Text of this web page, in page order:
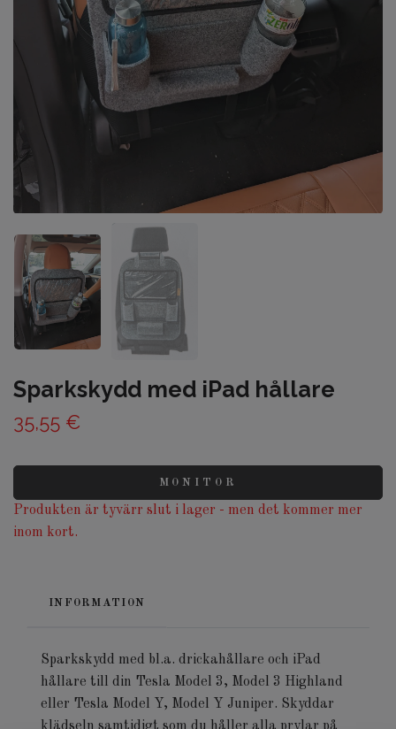
Sparkskydd med iPad hållare
35,55 €
MONITOR
Produkten är tyvärr slut i lager - men det kommer mer
inom kort.
INFORMATION
Sparkskydd med bl.a. drickahållare och iPad
hållare till din Tesla Model 3, Model 3 Highland
eller Tesla Model Y, Model Y Juniper. Skyddar